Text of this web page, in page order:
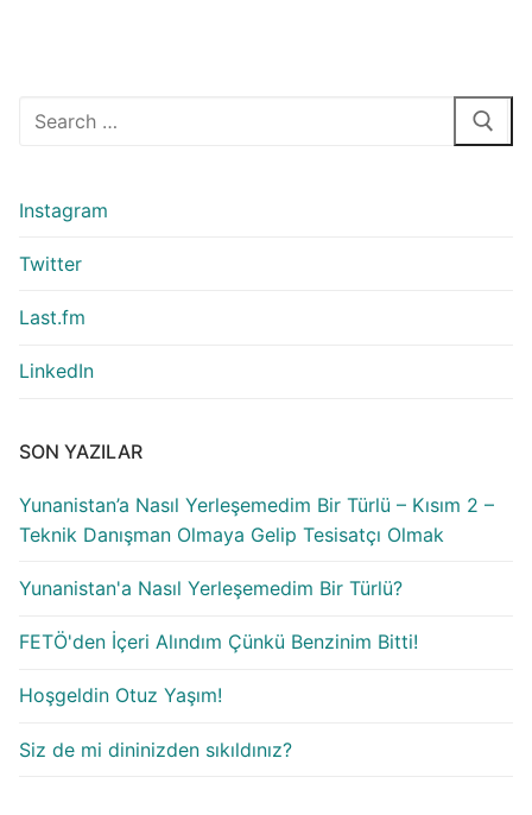
Arama:
Instagram
Twitter
Last.fm
LinkedIn
SON YAZILAR
Yunanistan’a Nasıl Yerleşemedim Bir Türlü – Kısım 2 –
Teknik Danışman Olmaya Gelip Tesisatçı Olmak
Yunanistan'a Nasıl Yerleşemedim Bir Türlü?
FETÖ'den İçeri Alındım Çünkü Benzinim Bitti!
Hoşgeldin Otuz Yaşım!
Siz de mi dininizden sıkıldınız?